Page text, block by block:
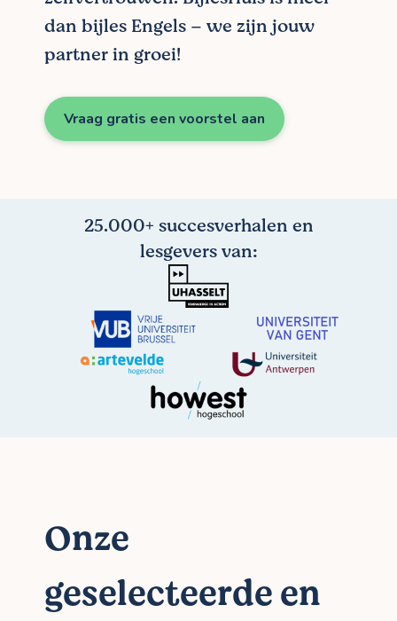
dan bijles Engels – we zijn jouw
partner in groei!
Vraag gratis een voorstel aan
25.000+ succesverhalen en
lesgevers van:
Onze
geselecteerde en